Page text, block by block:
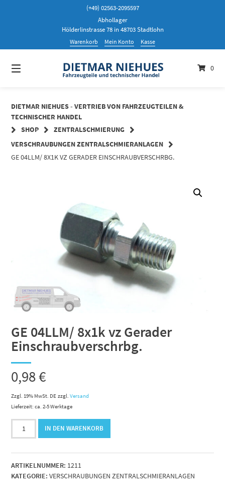
(+49) 02563-2095597
Abhollager
Hölderlinstrasse 78 in 48703 Stadtlohn
Warenkorb Mein Konto Kasse
0
DIETMAR NIEHUES - VERTRIEB VON FAHRZEUGTEILEN &
TECHNISCHER HANDEL
SHOP
ZENTRALSCHMIERUNG
VERSCHRAUBUNGEN ZENTRALSCHMIERANLAGEN
GE 04LLM/ 8X1K VZ GERADER EINSCHRAUBVERSCHRBG.
GE 04LLM/ 8x1k vz Gerader
Einschraubverschrbg.
0,98€
Zzgl. 19% MwSt. DE zzgl.Versand
Lieferzeit: ca. 2-5 Werktage
GE
04LLM/
vz
Gerader
Einschraubverschrbg.
IN DEN WARENKORB
ARTIKELNUMMER: 1211
KATEGORIE: VERSCHRAUBUNGEN ZENTRALSCHMIERANLAGEN